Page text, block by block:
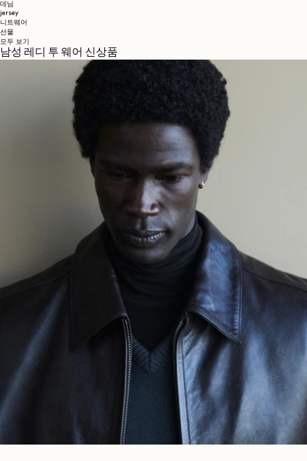
데님
jersey
니트웨어
선물
모두 보기
남성 레디 투 웨어 신상품